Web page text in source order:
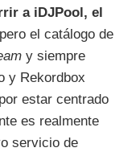
a iDJPool, el
el catálogo de
y siempre
y Rekordbox
estar centrado
es realmente
servicio de